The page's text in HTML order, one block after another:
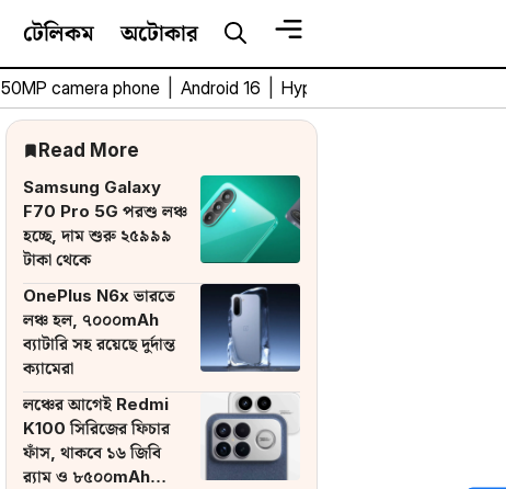
টেলিকম অটোকার
50MP camera phone Android 16 HyperOS 3
Read More
Samsung Galaxy
F70 Pro 5G পরশু লঞ্চ
হচ্ছে, দাম শুরু ২৫৯৯৯
টাকা থেকে
OnePlus N6x ভারতে
লঞ্চ হল, ৭০০০mAh
ব্যাটারি সহ রয়েছে দুর্দান্ত
ক্যামেরা
লঞ্চের আগেই Redmi
K100 সিরিজের ফিচার
ফাঁস, থাকবে ১৬ জিবি
র‌্যাম ও ৮৫০০mAh